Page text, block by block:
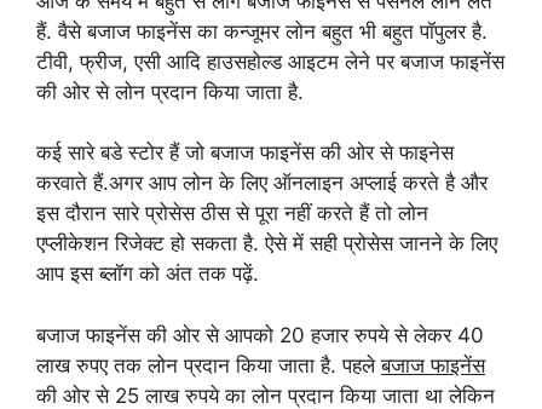
हैं. वैसे बजाज फाइनेंस का कन्जूमर लोन बहुत भी बहुत पॉपुलर है.
टीवी, फ्रीज, एसी आदि हाउसहोल्ड आइटम लेने पर बजाज फाइनेंस
की ओर से लोन प्रदान किया जाता है.
कई सारे बडे स्टोर हैं जो बजाज फाइनेंस की ओर से फाइनेस
करवाते हैं.अगर आप लोन के लिए ऑनलाइन अप्लाई करते है और
इस दौरान सारे प्रोसेस ठीस से पूरा नहीं करते हैं तो लोन
एप्लीकेशन रिजेक्ट हो सकता है. ऐसे में सही प्रोसेस जानने के लिए
आप इस ब्लॉग को अंत तक पढ़ें.
बजाज फाइनेंस की ओर से आपको 20 हजार रुपये से लेकर 40
लाख रुपए तक लोन प्रदान किया जाता है. पहलेबजाज फाइनेंस
की ओर से 25 लाख रुपये का लोन प्रदान किया जाता था लेकिन